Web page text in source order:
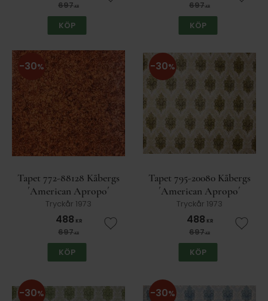
697KR Lägg till i favoriter
KÖP
697KR Lägg
KÖP
Tapet 772-88128 Kåbergs
´American Apropo´
Tryckår 1973
488 KR
697KR
30%
Lägg till i favoriter
KÖP
Tapet 795-20080 Kåbergs
´American Apropo´
Tryckår 1973
488 KR
697KR
30%
Lägg
KÖP
30% 30%